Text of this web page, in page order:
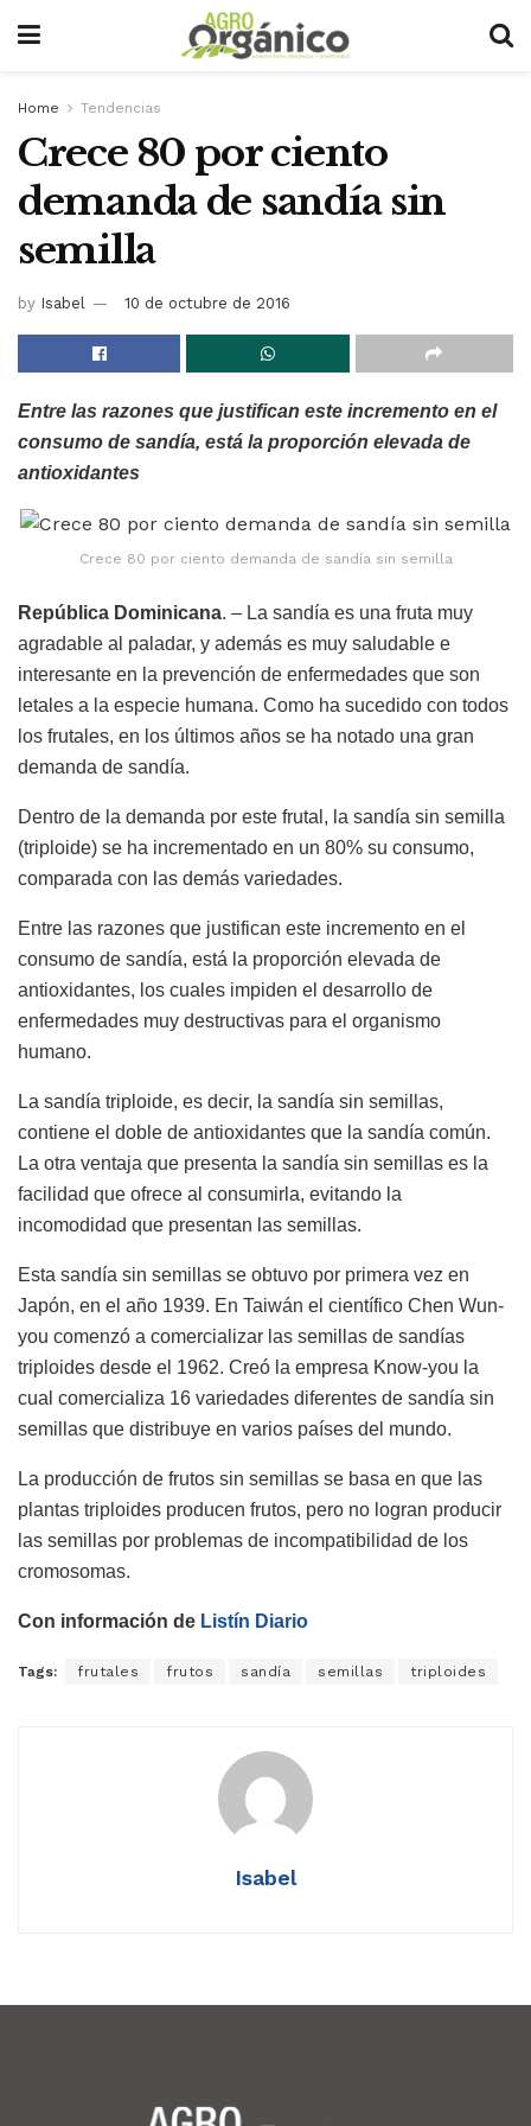
Home Tendencias
Crece 80 por ciento
demanda de sandía sin
semilla
by Isabel 10 de octubre de 2016
Entre las razones que justifican este incremento en el
consumo de sandía, está la proporción elevada de
antioxidantes
Crece 80 por ciento demanda de sandía sin semilla
República Dominicana. – La sandía es una fruta muy
agradable al paladar, y además es muy saludable e
interesante en la prevención de enfermedades que son
letales a la especie humana. Como ha sucedido con todos
los frutales, en los últimos años se ha notado una gran
demanda de sandía.
Dentro de la demanda por este frutal, la sandía sin semilla
(triploide) se ha incrementado en un 80% su consumo,
comparada con las demás variedades.
Entre las razones que justifican este incremento en el
consumo de sandía, está la proporción elevada de
antioxidantes, los cuales impiden el desarrollo de
enfermedades muy destructivas para el organismo
humano.
La sandía triploide, es decir, la sandía sin semillas,
contiene el doble de antioxidantes que la sandía común.
La otra ventaja que presenta la sandía sin semillas es la
facilidad que ofrece al consumirla, evitando la
incomodidad que presentan las semillas.
Esta sandía sin semillas se obtuvo por primera vez en
Japón, en el año 1939. En Taiwán el científico Chen Wun-
you comenzó a comercializar las semillas de sandías
triploides desde el 1962. Creó la empresa Know-you la
cual comercializa 16 variedades diferentes de sandía sin
semillas que distribuye en varios países del mundo.
La producción de frutos sin semillas se basa en que las
plantas triploides producen frutos, pero no logran producir
las semillas por problemas de incompatibilidad de los
cromosomas.
Con información de Listín Diario
Tags: frutales frutos sandía semillas triploides
Isabel